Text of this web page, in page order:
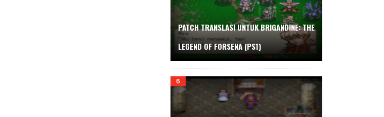
PATCH TRANSLASI UNTUK BRIGANDINE: THE
LEGEND OF FORSENA (PS1)